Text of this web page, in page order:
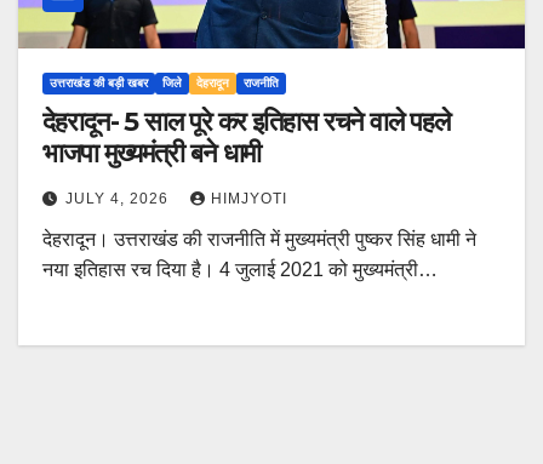
उत्तराखंड की बड़ी खबर जिले देहरादून राजनीति
देहरादून- 5 साल पूरे कर इतिहास रचने वाले पहले
भाजपा मुख्यमंत्री बने धामी
JULY 4, 2026 HIMJYOTI
देहरादून। उत्तराखंड की राजनीति में मुख्यमंत्री पुष्कर सिंह धामी ने
नया इतिहास रच दिया है। 4 जुलाई 2021 को मुख्यमंत्री…